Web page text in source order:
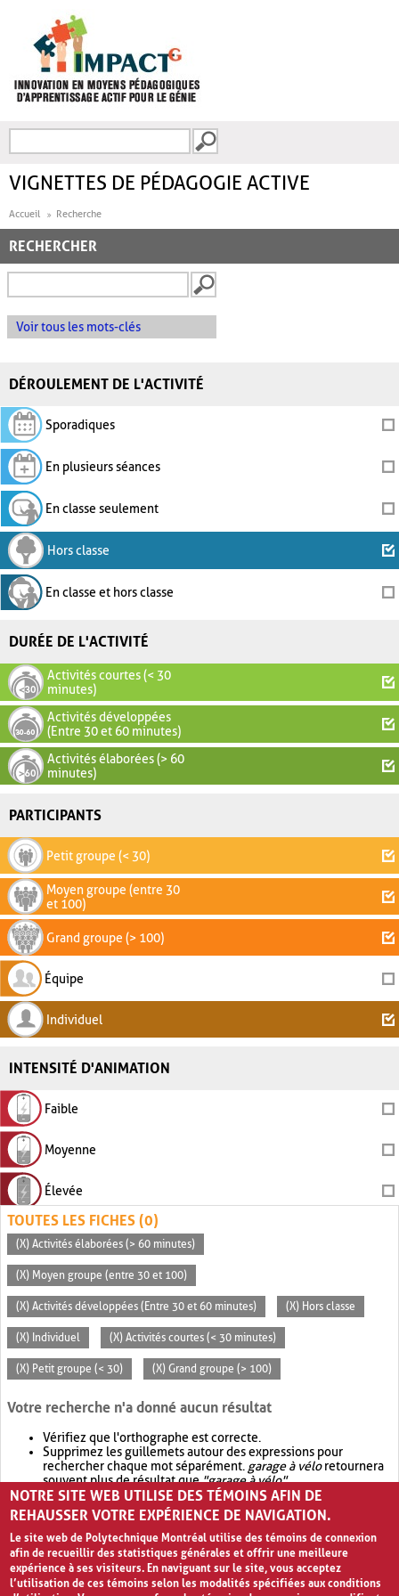
FORMULAIRE DE
VIGNETTES DE PÉDAGOGIE ACTIVE
Accueil Recherche
RECHERCHER
Voir tous les mots-clés
DÉROULEMENT DE L'ACTIVITÉ
Sporadiques
En plusieurs séances
En classe seulement
Hors classe
En classe et hors classe
DURÉE DE L'ACTIVITÉ
Activités courtes (< 30
minutes)
Activités développées
(Entre 30 et 60 minutes)
Activités élaborées (> 60
minutes)
PARTICIPANTS
Petit groupe (< 30)
Moyen groupe (entre 30
et 100)
Grand groupe (> 100)
Équipe
Individuel
INTENSITÉ D'ANIMATION
Faible
Moyenne
Élevée
TOUTES LES FICHES (0)
(X) Activités élaborées (> 60 minutes)
(X) Moyen groupe (entre 30 et 100)
(X) Activités développées (Entre 30 et 60 minutes) (X) Hors classe
(X) Individuel (X) Activités courtes (< 30 minutes)
(X) Petit groupe (< 30) (X) Grand groupe (> 100)
Votre recherche n'a donné aucun résultat
Vérifiez que l'orthographe est correcte.
Supprimez les guillemets autour des expressions pour
rechercher chaque mot séparément. garage à véloretournera
souvent plus de résultat que"garage à vélo".
Envisagez d'élargir votre recherche avec OR.garage OR vélo
retournera souvent plus de résultat quegarage à vélo
NOTRE SITE WEB UTILISE DES TÉMOINS AFIN DE
REHAUSSER VOTRE EXPÉRIENCE DE NAVIGATION.
Le site web de Polytechnique Montréal utilise des témoins de connexion
afin de recueillir des statistiques générales et offrir une meilleure
expérience à ses visiteurs. En naviguant sur le site, vous acceptez
l’utilisation de ces témoins selon les modalités spécifiées aux conditions